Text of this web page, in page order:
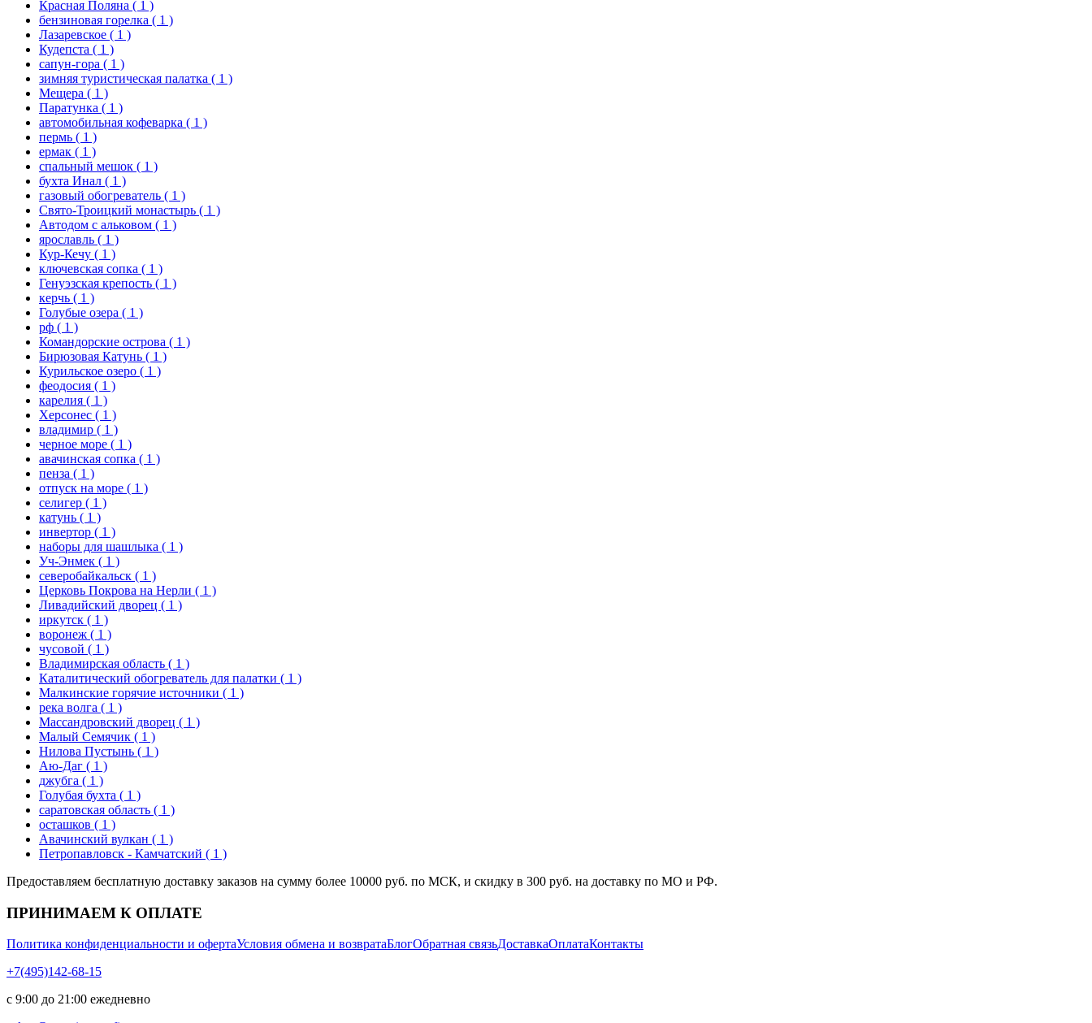
Красная Поляна ( 1 )
бензиновая горелка ( 1 )
Лазаревское ( 1 )
Кудепста ( 1 )
сапун-гора ( 1 )
зимняя туристическая палатка ( 1 )
Мещера ( 1 )
Паратунка ( 1 )
автомобильная кофеварка ( 1 )
пермь ( 1 )
ермак ( 1 )
спальный мешок ( 1 )
бухта Инал ( 1 )
газовый обогреватель ( 1 )
Свято-Троицкий монастырь ( 1 )
Автодом с альковом ( 1 )
ярославль ( 1 )
Кур-Кечу ( 1 )
ключевская сопка ( 1 )
Генуэзская крепость ( 1 )
керчь ( 1 )
Голубые озера ( 1 )
рф ( 1 )
Командорские острова ( 1 )
Бирюзовая Катунь ( 1 )
Курильское озеро ( 1 )
феодосия ( 1 )
карелия ( 1 )
Херсонес ( 1 )
владимир ( 1 )
черное море ( 1 )
авачинская сопка ( 1 )
пенза ( 1 )
отпуск на море ( 1 )
селигер ( 1 )
катунь ( 1 )
инвертор ( 1 )
наборы для шашлыка ( 1 )
Уч-Энмек ( 1 )
северобайкальск ( 1 )
Церковь Покрова на Нерли ( 1 )
Ливадийский дворец ( 1 )
иркутск ( 1 )
воронеж ( 1 )
чусовой ( 1 )
Владимирская область ( 1 )
Каталитический обогреватель для палатки ( 1 )
Малкинские горячие источники ( 1 )
река волга ( 1 )
Массандровский дворец ( 1 )
Малый Семячик ( 1 )
Нилова Пустынь ( 1 )
Аю-Даг ( 1 )
джубга ( 1 )
Голубая бухта ( 1 )
саратовская область ( 1 )
осташков ( 1 )
Авачинский вулкан ( 1 )
Петропавловск - Камчатский ( 1 )
Предоставляем бесплатную доставку заказов на сумму более 10000 руб. по МСК, и скидку в 300 руб. на доставку по МО и РФ.
ПРИНИМАЕМ К ОПЛАТЕ
Политика конфиденциальности и офертаУсловия обмена и возвратаБлогОбратная связьДоставкаОплатаКонтакты
+7(495)142-68-15
с 9:00 до 21:00 ежедневно